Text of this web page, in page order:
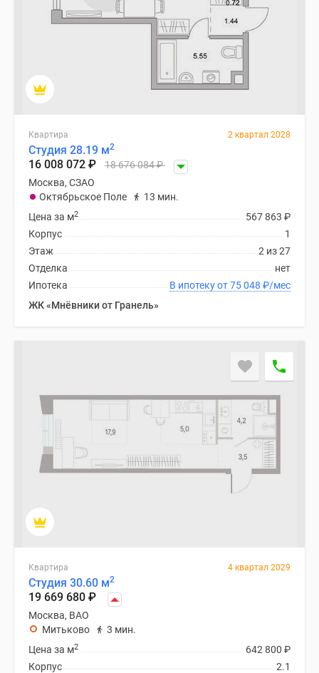
Квартира 2 квартал 2028
Студия 28.19 м2
16 008 072 ₽ 18 676 084₽
Москва, СЗАО
Октябрьское Поле
13 мин.
567 863 ₽
Цена за м2
1
Корпус
2 из 27
Этаж
нет
Отделка
В ипотеку от 75 048 ₽/мес
Ипотека
ЖК «Мнёвники от Гранель»
Квартира 4 квартал 2029
Студия 30.60 м2
19 669 680 ₽
Москва, ВАО
Митьково
3 мин.
642 800 ₽
Цена за м2
2.1
Корпус